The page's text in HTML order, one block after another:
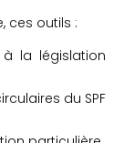
ces outils :
la législation
du SPF